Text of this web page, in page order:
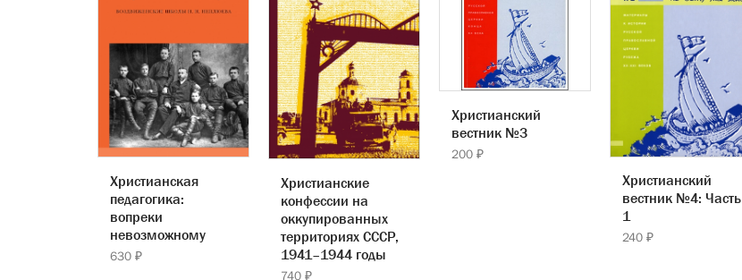
Христианская
педагогика:
вопреки
невозможному
630 ₽
Христианские
конфессии на
оккупированных
территориях СССР,
1941–1944 годы
740 ₽
Христианский
вестник №3
200 ₽
Христианский
вестник №4: Часть
1
240 ₽